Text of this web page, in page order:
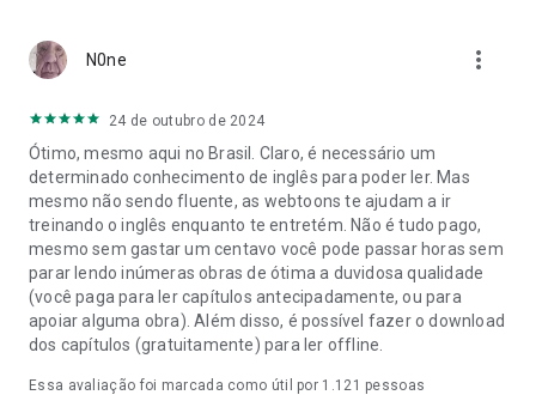
N0ne more_vert
24 de outubro de 2024
Ótimo, mesmo aqui no Brasil. Claro, é necessário um
determinado conhecimento de inglês para poder ler. Mas
mesmo não sendo fluente, as webtoons te ajudam a ir
treinando o inglês enquanto te entretém. Não é tudo pago,
mesmo sem gastar um centavo você pode passar horas sem
parar lendo inúmeras obras de ótima a duvidosa qualidade
(você paga para ler capítulos antecipadamente, ou para
apoiar alguma obra). Além disso, é possível fazer o download
dos capítulos (gratuitamente) para ler offline.
Essa avaliação foi marcada como útil por 1.121 pessoas